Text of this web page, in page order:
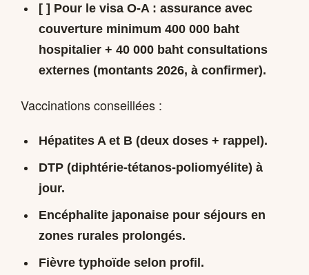
[ ] Pour le visa O-A : assurance avec
couverture minimum 400 000 baht
hospitalier + 40 000 baht consultations
externes(montants 2026, à confirmer).
Vaccinations conseillées :
Hépatites A et B(deux doses + rappel).
DTP (diphtérie-tétanos-poliomyélite) à
jour.
Encéphalite japonaisepour séjours en
zones rurales prolongés.
Fièvre typhoïdeselon profil.